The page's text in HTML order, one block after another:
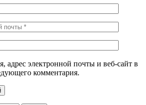
адрес электронной почты и веб-сайт в
комментария.